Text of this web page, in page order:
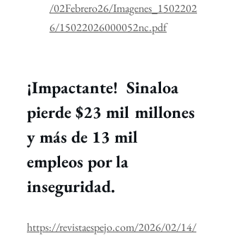
/02Febrero26/Imagenes_1502202
6/15022026000052nc.pdf
¡Impactante!  Sinaloa
pierde $23 mil millones
y más de 13 mil
empleos por la
inseguridad.
https://revistaespejo.com/2026/02/14/